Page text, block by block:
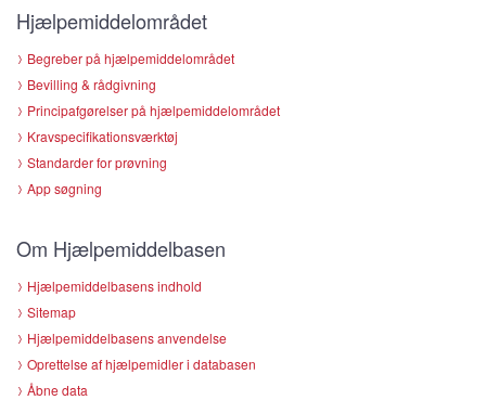
Hjælpemiddelområdet
Begreber på hjælpemiddelområdet
Bevilling & rådgivning
Principafgørelser på hjælpemiddelområdet
Kravspecifikationsværktøj
Standarder for prøvning
App søgning
Om Hjælpemiddelbasen
Hjælpemiddelbasens indhold
Sitemap
Hjælpemiddelbasens anvendelse
Oprettelse af hjælpemidler i databasen
Åbne data